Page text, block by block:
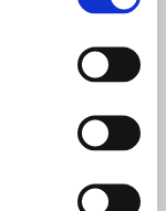
reface după
lui sudist
de
să lase pe